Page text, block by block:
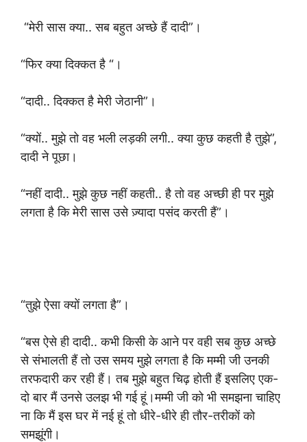
“मेरी सास क्या.. सब बहुत अच्छे हैं दादी”।
“फिर क्या दिक्कत है “।
“दादी.. दिक्कत है मेरी जेठानी”।
“क्यों.. मुझे तो वह भली लड़की लगी.. क्या कुछ कहती है तुझे”,
दादी ने पूछा।
“नहीं दादी.. मुझे कुछ नहीं कहती.. है तो वह अच्छी ही पर मुझे
लगता है कि मेरी सास उसे ज़्यादा पसंद करती हैं”।
“तुझे ऐसा क्यों लगता है”।
“बस ऐसे ही दादी.. कभी किसी के आने पर वही सब कुछ अच्छे
से संभालती हैं तो उस समय मुझे लगता है कि मम्मी जी उनकी
तरफदारी कर रही हैं। तब मुझे बहुत चिढ़ होती हैं इसलिए एक-
दो बार मैं उनसे उलझ भी गई हूं।मम्मी जी को भी समझना चाहिए
ना कि मैं इस घर में नई हूं तो धीरे-धीरे ही तौर-तरीकों को
समझूंगी।